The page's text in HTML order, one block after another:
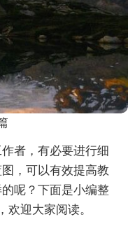
者，有必要进行细
，可以有效提高教
呢？下面是小编整
欢迎大家阅读。